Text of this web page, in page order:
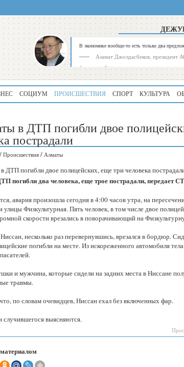
В экономике вообще-то есть только два
Азамат Джолдасбеков, президент
фондовая биржа»
СОЦИУМ ПРОИСШЕСТВИЯ СПОРТ КУЛЬТУРА
в ДТП погибли двое
пострадали
/ Происшествия / Алматы
погибли два человека, еще трое пострадали, передает
авария произошла сегодня в 4:00 часов утра, на
улицы Физкультурная. Пять человек, в том числе двое
скорости врезались в поворачивающий на
Ниссан, несколько раз перевернувшись, врезался в бордюр.
погибли на месте. Из искореженного автомобиля
и мужчина, которые сидели на задних места в Ниссане
травмы.
по словам очевидцев, Ниссан ехал без включенных фар.
случившегося выясняются.
195